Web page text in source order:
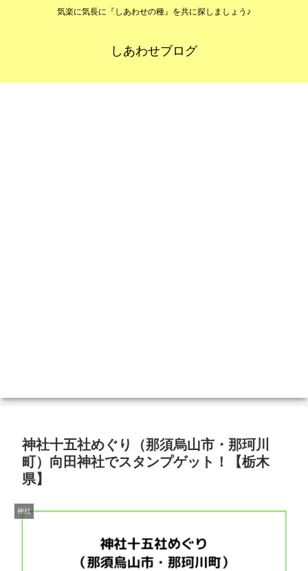
気楽に気長に『しあわせの種』を共に探しましょう♪
しあわせブログ
神社十五社めぐり（那須烏山市・那珂川
町）向田神社でスタンプゲット！【栃木
県】
神社